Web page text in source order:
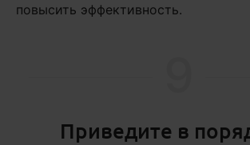
повысить эффективность.
Приведите в